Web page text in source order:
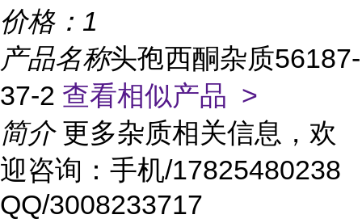
价格： 1
产品名称头孢西酮杂质56187-
37-2 查看相似产品 >
简介 更多杂质相关信息，欢
迎咨询：手机/17825480238
QQ/3008233717